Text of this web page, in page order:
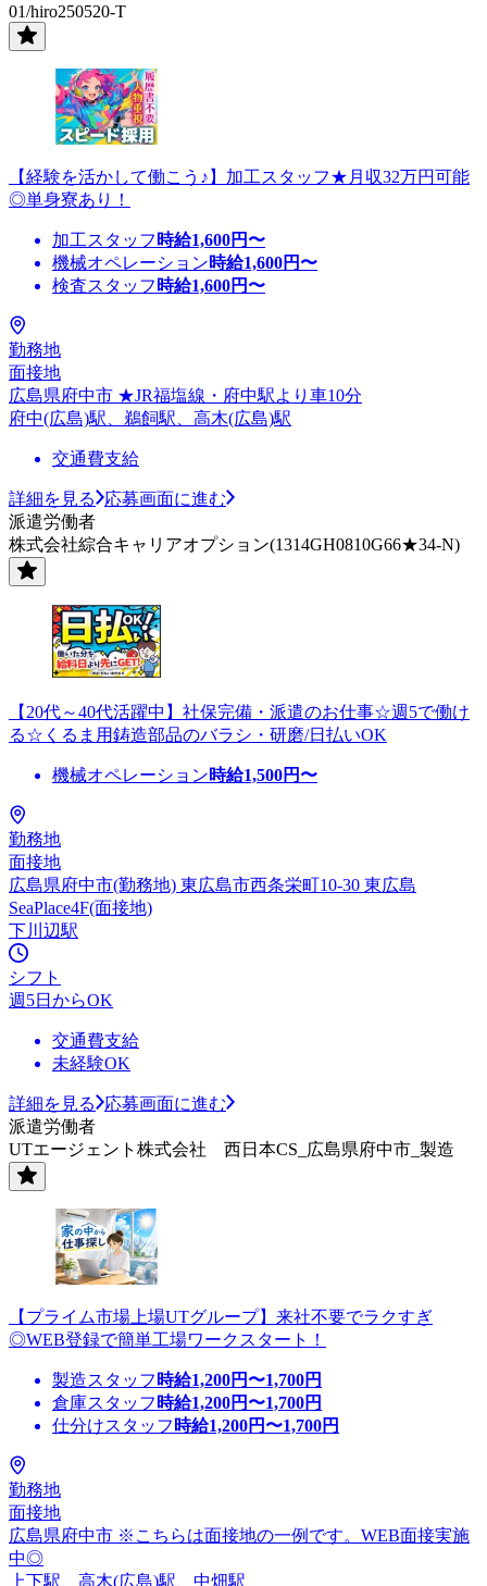
01/hiro250520-T
【経験を活かして働こう♪】加工スタッフ★月収32万円可能
◎単身寮あり！
加工スタッフ 時給1,600円〜
機械オペレーション時給1,600円〜
検査スタッフ 時給1,600円〜
勤務地
面接地
広島県府中市 ★JR福塩線・府中駅より車10分
府中(広島)駅、鵜飼駅、高木(広島)駅
交通費支給
詳細を見る
応募画面に進む
派遣労働者
株式会社綜合キャリアオプション(1314GH0810G66★34-N)
【20代～40代活躍中】社保完備・派遣のお仕事☆週5で働け
る☆くるま用鋳造部品のバラシ・研磨/日払いOK
機械オペレーション時給1,500円〜
勤務地
面接地
広島県府中市(勤務地) 東広島市西条栄町10-30 東広島
SeaPlace4F(面接地)
下川辺駅
シフト
週5日からOK
交通費支給
未経験OK
詳細を見る
応募画面に進む
派遣労働者
UTエージェント株式会社 西日本CS_広島県府中市_製造
【プライム市場上場UTグループ】来社不要でラクすぎ
◎WEB登録で簡単工場ワークスタート！
製造スタッフ 時給1,200円〜1,700円
倉庫スタッフ 時給1,200円〜1,700円
仕分けスタッフ 時給1,200円〜1,700円
勤務地
面接地
広島県府中市 ※こちらは面接地の一例です。WEB面接実施
中◎
上下駅、高木(広島)駅、中畑駅